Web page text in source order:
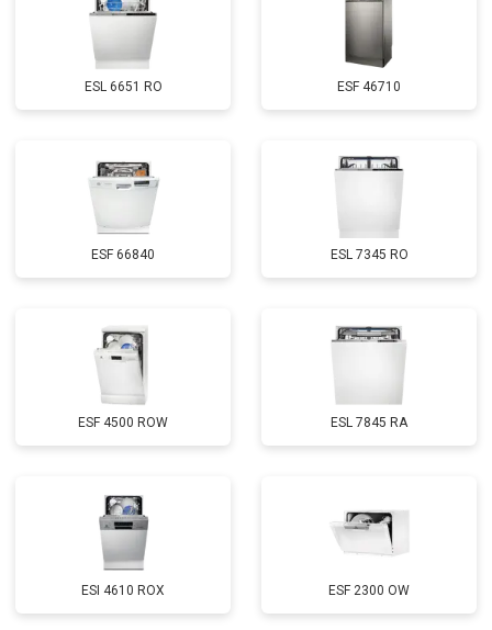
Замена нижнего уплотнителя
от 1000 ₽ Заказать
Замена заливного шланга с
системой Аквастоп
Диагностика бесплатно Заказать
ESL 6651 RO ESF 46710
ESF 66840 ESL 7345 RO
ESF 4500 ROW ESL 7845 RA
ESI 4610 ROX ESF 2300 OW